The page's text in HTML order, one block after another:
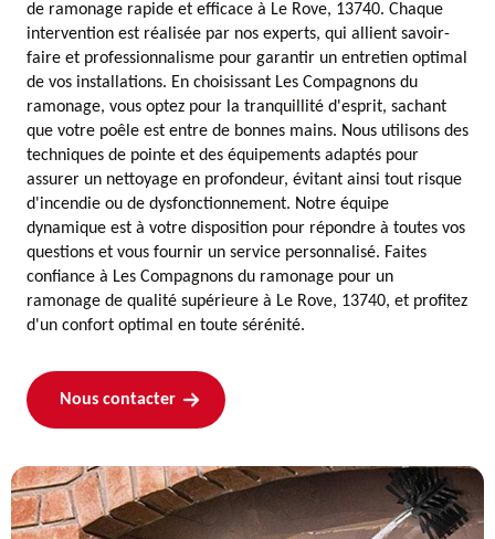
de ramonage rapide et efficace à Le Rove, 13740. Chaque
intervention est réalisée par nos experts, qui allient savoir-
faire et professionnalisme pour garantir un entretien optimal
de vos installations. En choisissant Les Compagnons du
ramonage, vous optez pour la tranquillité d'esprit, sachant
que votre poêle est entre de bonnes mains. Nous utilisons des
techniques de pointe et des équipements adaptés pour
assurer un nettoyage en profondeur, évitant ainsi tout risque
d'incendie ou de dysfonctionnement. Notre équipe
dynamique est à votre disposition pour répondre à toutes vos
questions et vous fournir un service personnalisé. Faites
confiance à Les Compagnons du ramonage pour un
ramonage de qualité supérieure à Le Rove, 13740, et profitez
d'un confort optimal en toute sérénité.
Nous contacter